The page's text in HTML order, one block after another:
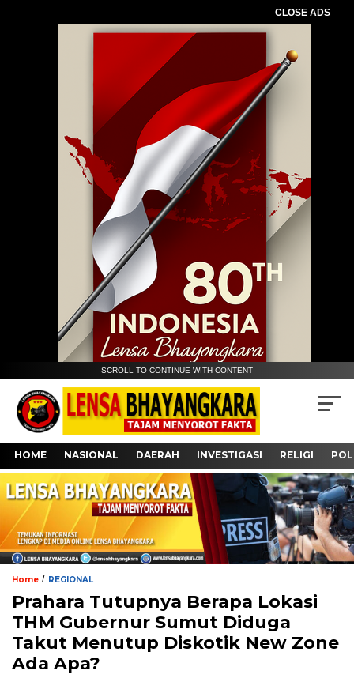
CLOSE ADS
SCROLL TO CONTINUE WITH CONTENT
HOME NASIONAL DAERAH INVESTIGASI RELIGI
Home / REGIONAL
Prahara Tutupnya Berapa Lokasi
THM Gubernur Sumut Diduga
Takut Menutup Diskotik New Zone
Ada Apa?